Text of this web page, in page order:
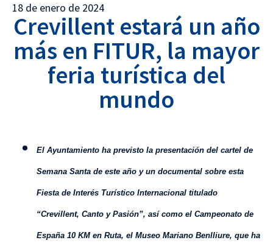
18 de enero de 2024
Crevillent estará un año
más en FITUR, la mayor
feria turística del
mundo
El Ayuntamiento ha previsto la presentación del cartel de
Semana Santa de este año y un documental sobre esta
Fiesta de Interés Turístico Internacional titulado
“Crevillent, Canto y Pasión”, así como el Campeonato de
España 10 KM en Ruta, el Museo Mariano Benlliure, que ha